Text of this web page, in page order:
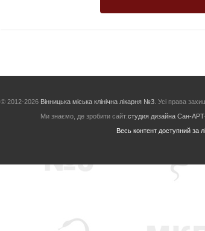
© 2012-2026 Вінницька міська клінічна лікарня №3 . Усі права
Ми знаємо, де зробити сайт:студия дизайна Сан-
Весь контент доступний за